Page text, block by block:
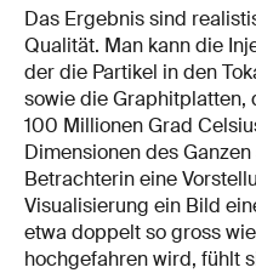
Das Ergebnis sind
Qualität. Man kann die
der die Partikel in den
sowie die Graphitplatten,
100 Millionen Grad
Dimensionen des
Betrachterin eine
Visualisierung ein Bild
etwa doppelt so gross
hochgefahren wird, fühlt